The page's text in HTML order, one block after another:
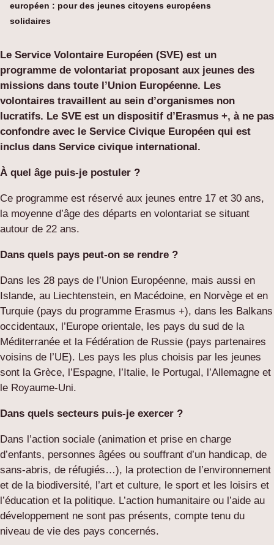
européen : pour des jeunes citoyens européens
solidaires
Le Service Volontaire Européen (SVE) est un
programme de volontariat proposant aux jeunes des
missions dans toute l’Union Européenne. Les
volontaires travaillent au sein d’organismes non
lucratifs. Le SVE est un dispositif d’Erasmus +, à ne pas
confondre avec le Service Civique Européen qui est
inclus dans Service civique international.
À quel âge puis-je postuler ?
Ce programme est réservé aux jeunes entre 17 et 30 ans,
la moyenne d’âge des départs en volontariat se situant
autour de 22 ans.
Dans quels pays peut-on se rendre ?
Dans les 28 pays de l’Union Européenne, mais aussi en
Islande, au Liechtenstein, en Macédoine, en Norvège et en
Turquie (pays du programme Erasmus +), dans les Balkans
occidentaux, l’Europe orientale, les pays du sud de la
Méditerranée et la Fédération de Russie (pays partenaires
voisins de l’UE). Les pays les plus choisis par les jeunes
sont la Grèce, l’Espagne, l’Italie, le Portugal, l’Allemagne et
le Royaume-Uni.
Dans quels secteurs puis-je exercer ?
Dans l’action sociale (animation et prise en charge
d’enfants, personnes âgées ou souffrant d’un handicap, de
sans-abris, de réfugiés…), la protection de l’environnement
et de la biodiversité, l’art et culture, le sport et les loisirs et
l’éducation et la politique. L’action humanitaire ou l’aide au
développement ne sont pas présents, compte tenu du
niveau de vie des pays concernés.